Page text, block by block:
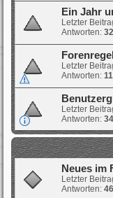
Ein Jahr
Letzter
Antworten:
Letzter
Antworten:
Letzter
Antworten:
Neues im
Letzter
Antworten: